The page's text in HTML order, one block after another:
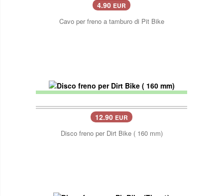
4.90 EUR
Cavo per freno a tamburo di Pit Bike
12.90 EUR
Disco freno per Dirt Bike ( 160 mm)